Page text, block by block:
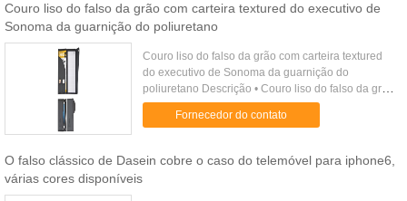
Couro liso do falso da grão com carteira textured do executivo de
Sonoma da guarnição do poliuretano
Couro liso do falso da grão com carteira textured
do executivo de Sonoma da guarnição do
poliuretano Descrição • Couro liso do falso da grão
com guarnição textured do poliuretano •
Fechamentos duplos da pressão ...
Fornecedor do contato
O falso clássico de Dasein cobre o caso do telemóvel para iphone6,
várias cores disponíveis